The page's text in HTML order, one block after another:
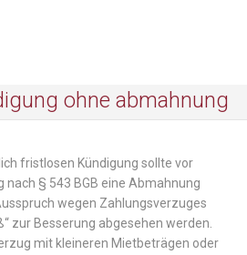
ohne abmahnung
fristlosen Kündigung sollte vor
nach § 543 BGB eine Abmahnung
wegen Zahlungsverzuges
zur Besserung abgesehen werden.
mit kleineren Mietbeträgen oder